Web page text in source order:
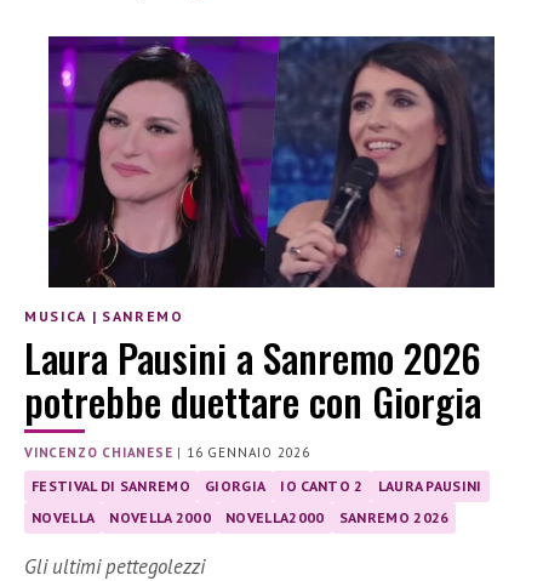
MUSICA | SANREMO
Laura Pausini a Sanremo 2026
potrebbe duettare con Giorgia
VINCENZO CHIANESE | 16 GENNAIO 2026
FESTIVAL DI SANREMO GIORGIA IO CANTO 2
LAURA PAUSINI
NOVELLA
NOVELLA 2000 NOVELLA2000 SANREMO 2026
Gli ultimi pettegolezzi